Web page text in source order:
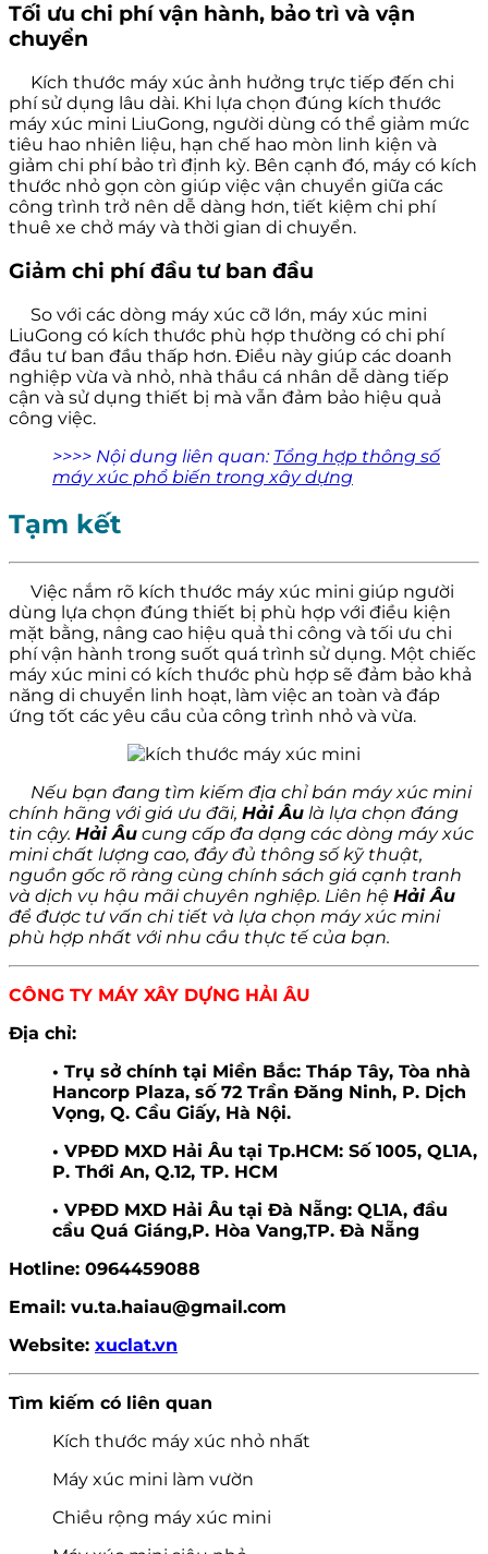
Tối ưu chi phí vận hành, bảo trì và vận
chuyển
Kích thước máy xúc ảnh hưởng trực tiếp đến chi
phí sử dụng lâu dài. Khi lựa chọn đúng kích thước
máy xúc mini LiuGong, người dùng có thể giảm mức
tiêu hao nhiên liệu, hạn chế hao mòn linh kiện và
giảm chi phí bảo trì định kỳ. Bên cạnh đó, máy có kích
thước nhỏ gọn còn giúp việc vận chuyển giữa các
công trình trở nên dễ dàng hơn, tiết kiệm chi phí
thuê xe chở máy và thời gian di chuyển.
Giảm chi phí đầu tư ban đầu
So với các dòng máy xúc cỡ lớn, máy xúc mini
LiuGong có kích thước phù hợp thường có chi phí
đầu tư ban đầu thấp hơn. Điều này giúp các doanh
nghiệp vừa và nhỏ, nhà thầu cá nhân dễ dàng tiếp
cận và sử dụng thiết bị mà vẫn đảm bảo hiệu quả
công việc.
>>>> Nội dung liên quan: Tổng hợp thông số
máy xúc phổ biến trong xây dựng
Tạm kết
Việc nắm rõ kích thước máy xúc mini giúp người
dùng lựa chọn đúng thiết bị phù hợp với điều kiện
mặt bằng, nâng cao hiệu quả thi công và tối ưu chi
phí vận hành trong suốt quá trình sử dụng. Một chiếc
máy xúc mini có kích thước phù hợp sẽ đảm bảo khả
năng di chuyển linh hoạt, làm việc an toàn và đáp
ứng tốt các yêu cầu của công trình nhỏ và vừa.
Nếu bạn đang tìm kiếm địa chỉ bán máy xúc mini
chính hãng với giá ưu đãi, Hải Âu là lựa chọn đáng
tin cậy. Hải Âu cung cấp đa dạng các dòng máy xúc
mini chất lượng cao, đầy đủ thông số kỹ thuật,
nguồn gốc rõ ràng cùng chính sách giá cạnh tranh
và dịch vụ hậu mãi chuyên nghiệp. Liên hệ Hải Âu
để được tư vấn chi tiết và lựa chọn máy xúc mini
phù hợp nhất với nhu cầu thực tế của bạn.
CÔNG TY MÁY XÂY DỰNG HẢI ÂU
Địa chỉ:
• Trụ sở chính tại Miền Bắc: Tháp Tây, Tòa nhà
Hancorp Plaza, số 72 Trần Đăng Ninh, P. Dịch
Vọng, Q. Cầu Giấy, Hà Nội.
• VPĐD MXD Hải Âu tại Tp.HCM: Số 1005, QL1A,
P. Thới An, Q.12, TP. HCM
• VPĐD MXD Hải Âu tại Đà Nẵng: QL1A, đầu
cầu Quá Giáng,P. Hòa Vang,TP. Đà Nẵng
Hotline: 0964459088
Email: vu.ta.haiau@gmail.com
Website: xuclat.vn
Tìm kiếm có liên quan
Kích thước máy xúc nhỏ nhất
Máy xúc mini làm vườn
Chiều rộng máy xúc mini